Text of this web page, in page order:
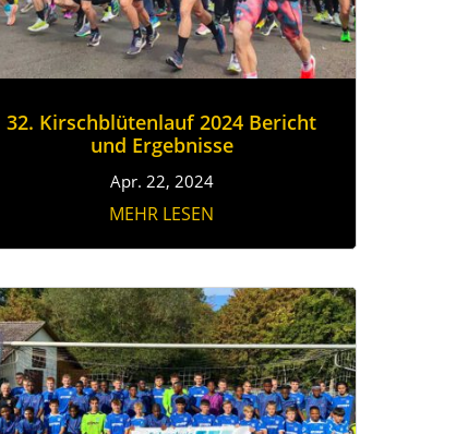
32. Kirschblütenlauf 2024 Bericht
und Ergebnisse
Apr. 22, 2024
MEHR LESEN